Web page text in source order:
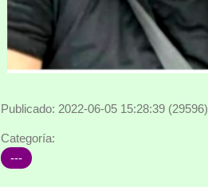
Publicado: 2022-06-05 15:28:39 (29596)
Categoría:
---